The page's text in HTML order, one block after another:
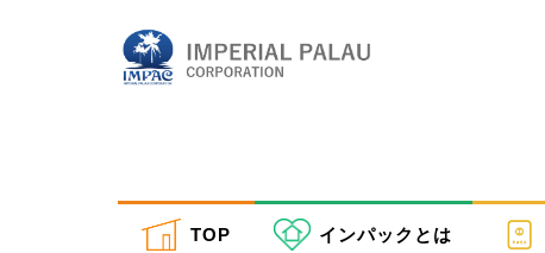
TOP インパックとは
|
2021年3月15日